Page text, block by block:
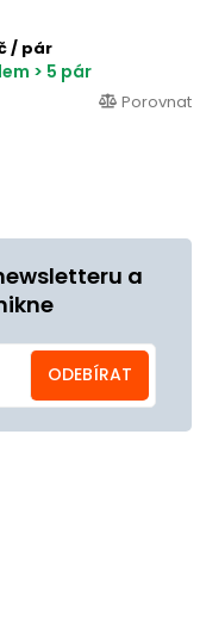
/ pár
> 5 pár
Porovnat
a
ODEBÍRAT